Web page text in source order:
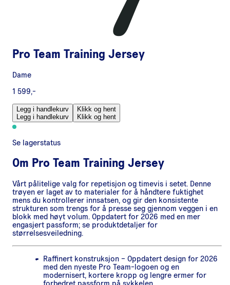
Pro Team Training Jersey
Dame
1 599,-
Legg i handlekurv
Legg i handlekurv
Klikk og hent
Klikk og hent
Se lagerstatus
Om Pro Team Training Jersey
Vårt pålitelige valg for repetisjon og timevis i setet. Denne
trøyen er laget av to materialer for å håndtere fuktighet
mens du kontrollerer innsatsen, og gir den konsistente
strukturen som trengs for å presse seg gjennom veggen i en
blokk med høyt volum. Oppdatert for 2026 med en mer
engasjert passform; se produktdetaljer for
størrelsesveiledning.
Raffinert konstruksjon – Oppdatert design for 2026
med den nyeste Pro Team-logoen og en
modernisert, kortere kropp og lengre ermer for